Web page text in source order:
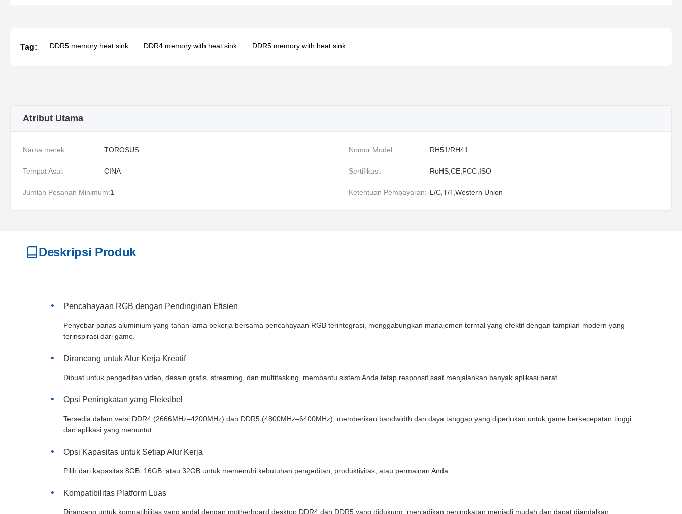
Tag: DDR5 memory heat sink DDR4 memory with heat sink DDR5 memory with heat sink
Atribut Utama
Nama merek: TOROSUS Nomor Model: RH51/RH41
Tempat Asal: CINA Sertifikasi: RoHS,CE,FCC,ISO
Jumlah Pesanan Minimum:1 Ketentuan Pembayaran: L/C,T/T,Western Union
Deskripsi Produk
Pencahayaan RGB dengan Pendinginan Efisien
Penyebar panas aluminium yang tahan lama bekerja bersama pencahayaan RGB terintegrasi, menggabungkan manajemen termal yang efektif dengan tampilan modern yang
terinspirasi dari game.
Dirancang untuk Alur Kerja Kreatif
Dibuat untuk pengeditan video, desain grafis, streaming, dan multitasking, membantu sistem Anda tetap responsif saat menjalankan banyak aplikasi berat.
Opsi Peningkatan yang Fleksibel
Tersedia dalam versi DDR4 (2666MHz–4200MHz) dan DDR5 (4800MHz–6400MHz), memberikan bandwidth dan daya tanggap yang diperlukan untuk game berkecepatan tinggi
dan aplikasi yang menuntut.
Opsi Kapasitas untuk Setiap Alur Kerja
Pilih dari kapasitas 8GB, 16GB, atau 32GB untuk memenuhi kebutuhan pengeditan, produktivitas, atau permainan Anda.
Kompatibilitas Platform Luas
Dirancang untuk kompatibilitas yang andal dengan motherboard desktop DDR4 dan DDR5 yang didukung, menjadikan peningkatan menjadi mudah dan dapat diandalkan.